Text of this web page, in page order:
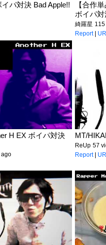
パ対決 Bad Apple!!
【合作
ボイパ対
綺羅星
Report|
H EX ボイパ対決
ago
MT/
ReUp 57
Report|